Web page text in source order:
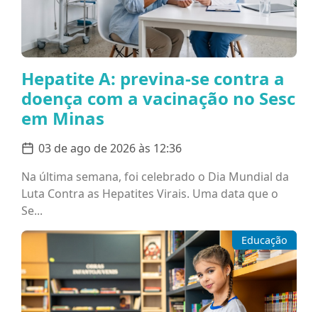
Hepatite A: previna-se contra a
doença com a vacinação no Sesc
em Minas
03 de ago de 2026 às 12:36
Na última semana, foi celebrado o Dia Mundial da
Luta Contra as Hepatites Virais. Uma data que o
Se...
Educação